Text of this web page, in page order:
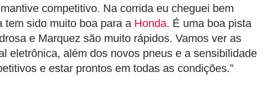
competitivo. Na corrida eu cheguei bem
tem sido muito boa para a Honda. É uma boa pista
e Marquez são muito rápidos. Vamos ver as
eletrônica, além dos novos pneus e a sensibilidade
e estar prontos em todas as condições.”